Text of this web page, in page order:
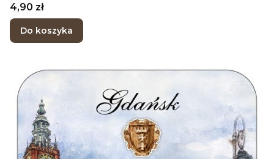
Cena
4,90 zł
Do koszyka